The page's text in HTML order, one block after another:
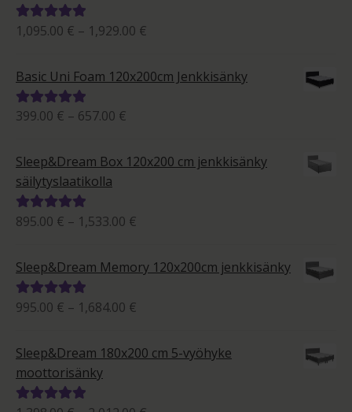
Arvostelu
1,095.00 € – 1,929.00 €
-
1,929.00 €
Basic Uni Foam 120x200cm Jenkkisänky
Arvostelu
5.00
/ 5
399.00 € – 657.00 €
-
Sleep&Dream Box 120x200 cm jenkkisänky
säilytyslaatikolla
Arvostelu
5.00
/ 5
895.00 € – 1,533.00 €
1,533.00 €
Sleep&Dream Memory 120x200cm jenkkisänky
Arvostelu
5.00
/ 5
995.00 € – 1,684.00 €
-
1,684.00 €
Sleep&Dream 180x200 cm 5-vyöhyke
moottorisänky